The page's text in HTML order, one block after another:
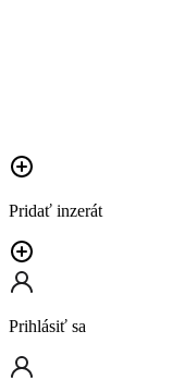
Pridať inzerát
Prihlásiť sa